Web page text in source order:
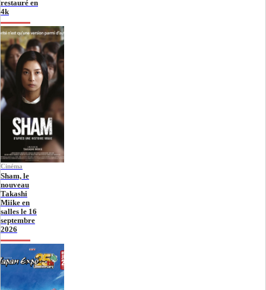
restauré en
4k
Cinéma
Sham, le
nouveau
Takashi
Miike en
salles le 16
septembre
2026